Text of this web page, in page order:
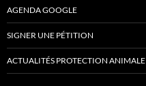
AGENDA GOOGLE
SIGNER UNE PÉTITION
ACTUALITÉS PROTECTION ANIMALE